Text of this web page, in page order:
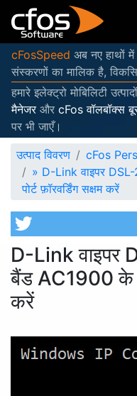
cFosSpeed अब नए हाथों
संस्करणों का मालिक है,
हमारे इलेक्ट्रो मोबिलिटी
मैनेजरऔर cFos वॉलबॉक्स
पर भी जाएँ।
उत्पाद विवरण
cFos
» D-Link वाइपर
पोर्ट फ़ॉरवर्डिंग सक्षम करें
D-Link
बैंड AC1900 के
करें